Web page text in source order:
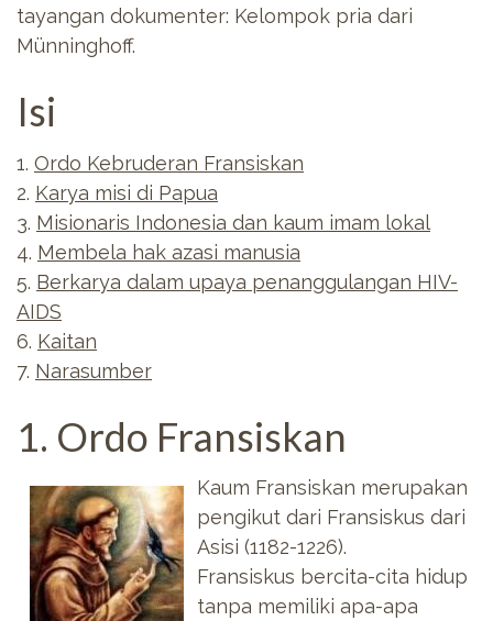
tayangan dokumenter: Kelompok pria dari
Münninghoff.
Isi
1. Ordo Kebruderan Fransiskan
2. Karya misi di Papua
3. Misionaris Indonesia dan kaum imam lokal
4. Membela hak azasi manusia
5. Berkarya dalam upaya penanggulangan HIV-
AIDS
6. Kaitan
7. Narasumber
1. Ordo Fransiskan
Kaum Fransiskan merupakan
pengikut dari Fransiskus dari
Asisi (1182-1226).
Fransiskus bercita-cita hidup
tanpa memiliki apa-apa